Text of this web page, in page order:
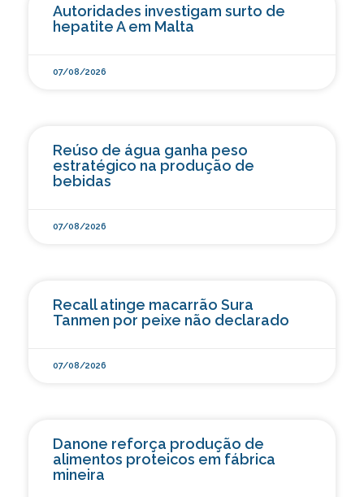
Autoridades investigam surto de
hepatite A em Malta
07/08/2026
Reúso de água ganha peso
estratégico na produção de
bebidas
07/08/2026
Recall atinge macarrão Sura
Tanmen por peixe não declarado
07/08/2026
Danone reforça produção de
alimentos proteicos em fábrica
mineira